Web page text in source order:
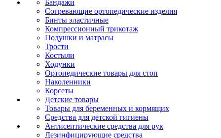
Бандажи
Согревающие ортопедические изделия
Бинты эластичные
Компрессионный трикотаж
Подушки и матрасы
Трости
Костыли
Ходунки
Ортопедические товары для стоп
Наколенники
Корсеты
Детские товары
Товары для беременных и кормящих
Средства для детской гигиены
Антисептические средства для рук
Дезинфицирующие средства